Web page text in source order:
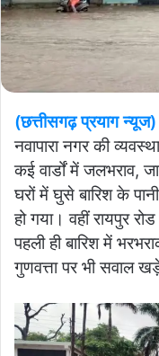
(छत्तीसगढ़ प्रयाग न्यूज)
नवापारा नगर की
कई वार्डों में जलभराव,
घरों में घुसे बारिश के
हो गया। वहीं रायपुर
पहली ही बारिश में
गुणवत्ता पर भी सवाल